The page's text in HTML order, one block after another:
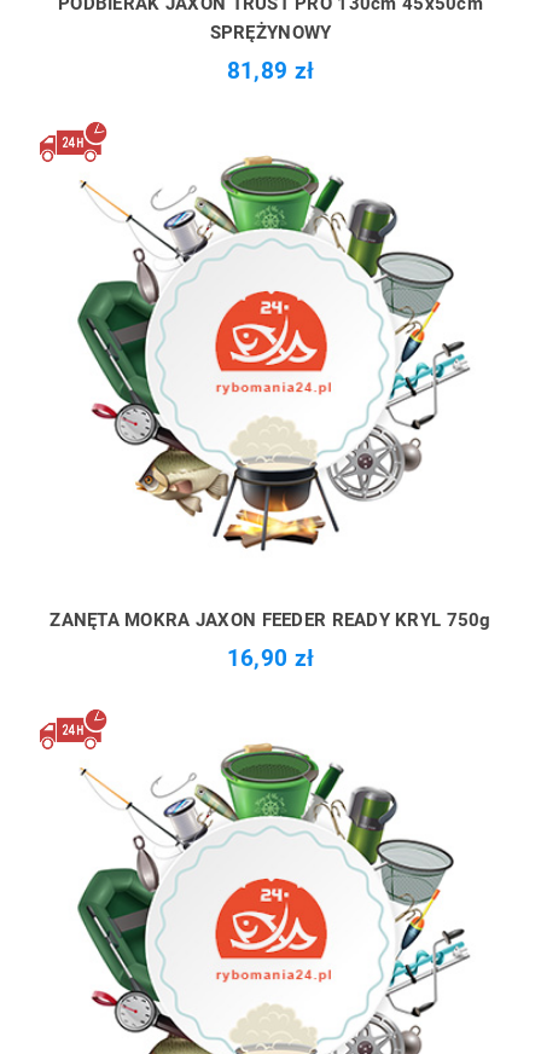
SPRĘŻYNOWY
81,89 zł
ZANĘTA MOKRA JAXON FEEDER READY KRYL 750g
16,90 zł